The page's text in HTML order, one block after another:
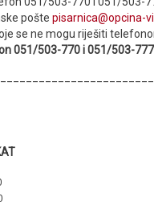
pošte pisarnica@opcina-
se ne mogu riješiti
051/503-770 i 051/503-777